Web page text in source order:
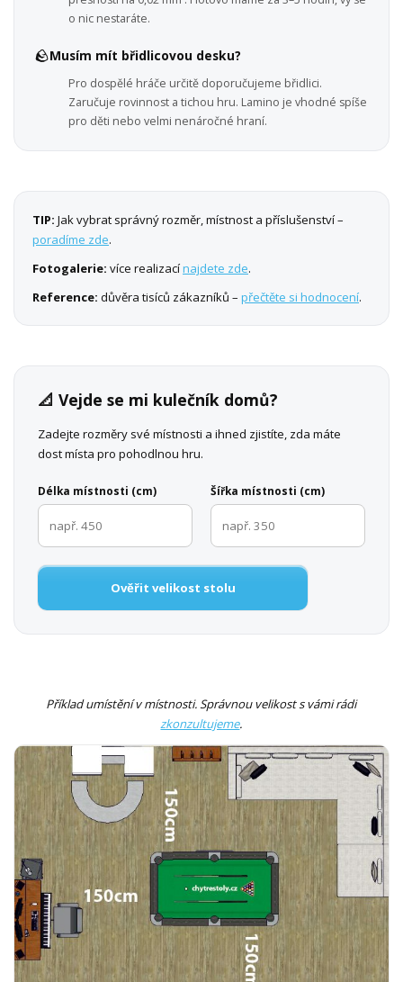
o nic nestaráte.
🪨Musím mít břidlicovou desku?
Pro dospělé hráče určitě doporučujeme břidlici.
Zaručuje rovinnost a tichou hru. Lamino je vhodné spíše
pro děti nebo velmi nenáročné hraní.
TIP: Jak vybrat správný rozměr, místnost a příslušenství –
poradíme zde.
Fotogalerie: více realizacínajdete zde.
Reference: důvěra tisíců zákazníků – přečtěte si hodnocení.
📐 Vejde se mi kulečník domů?
Zadejte rozměry své místnosti a ihned zjistíte, zda máte
dost místa pro pohodlnou hru.
Délka místnosti (cm) Šířka místnosti (cm)
Ověřit velikost stolu
Příklad umístění v místnosti. Správnou velikost s vámi rádi
zkonzultujeme.